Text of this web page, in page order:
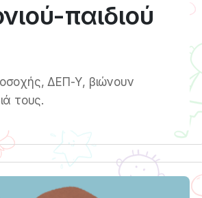
παιδιού
ΔΕΠ-Υ, βιώνουν
τους.